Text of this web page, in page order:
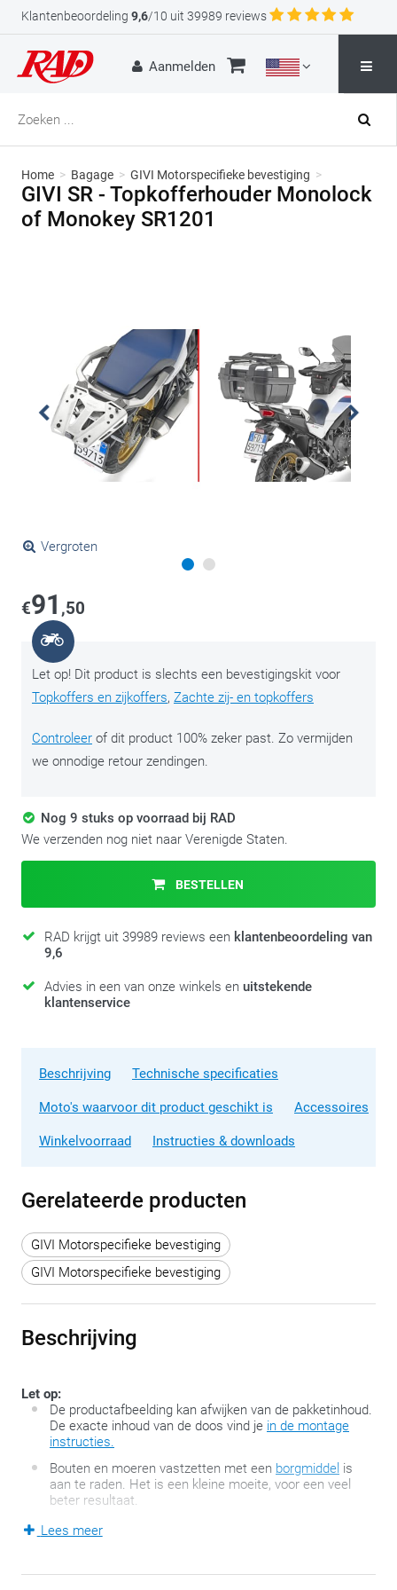
Klantenbeoordeling 9,6/10 uit 39989 reviews
Aanmelden
Home > Bagage > GIVI Motorspecifieke bevestiging >
GIVI SR - Topkofferhouder Monolock
of Monokey SR1201
Vergroten
€91 ,50
Let op! Dit product is slechts een bevestigingskit voor
Topkoffers en zijkoffers, Zachte zij- en topkoffers
Controleer of dit product 100% zeker past. Zo vermijden
we onnodige retour zendingen.
Nog 9 stuks op voorraad bij RAD
We verzenden nog niet naar Verenigde Staten.
BESTELLEN
RAD krijgt uit 39989 reviews een klantenbeoordeling van
9,6
Advies in een van onze winkels en uitstekende
klantenservice
Beschrijving Technische specificaties
Moto's waarvoor dit product geschikt is Accessoires
Winkelvoorraad Instructies & downloads
Gerelateerde producten
GIVI Motorspecifieke bevestiging
GIVI Motorspecifieke bevestiging
Beschrijving
Let op:
De productafbeelding kan afwijken van de pakketinhoud.
De exacte inhoud van de doos vind je in de montage
instructies.
Bouten en moeren vastzetten met een borgmiddel is
aan te raden. Het is een kleine moeite, voor een veel
beter resultaat.
Lees meer